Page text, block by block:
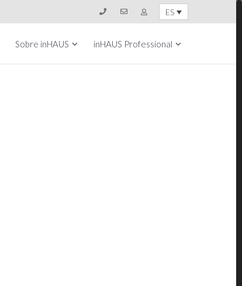
ES
Sobre inHAUS inHAUS Professional